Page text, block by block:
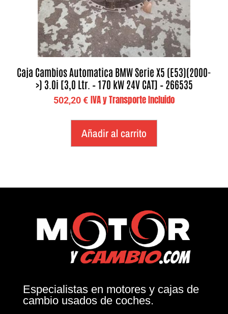
Caja Cambios Automatica BMW Serie X5 (E53)(2000-
>) 3.0i [3,0 Ltr. – 170 kW 24V CAT] – 266535
502,20€ IVA y Transporte Incluido
Añadir al carrito
Especialistas en motores y cajas de
cambio usados de coches.